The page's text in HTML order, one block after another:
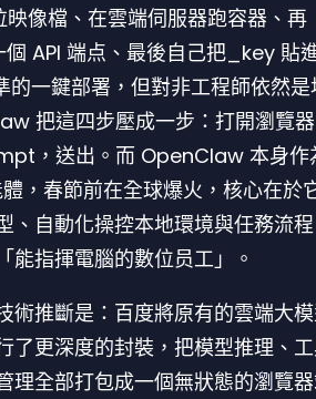
像檔、在雲端伺服器跑容器、再
個 API 端点、最後自己把_key 貼
的一鍵部署，但對非工程師依然是
把這四步壓成一步：打開瀏覽
，送出。而 OpenClaw 本身作
，春節前在全球爆火，核心在於
、自動化操控本地環境與任務流
能指揮電腦的數位员工」。
術推斷是：百度將原有的雲端大
了更深度的封裝，把模型推理、
理全部打包成一個無狀態的瀏覽